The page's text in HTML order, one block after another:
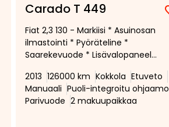
Carado T 449
Fiat 2,3 130 - Markiisi * Asuinosan
ilmastointi * Pyöräteline *
Saarekevuode * Lisävalopaneeli
Ohjaamon kattoikkuna * Vasta
huollettu ja jakohihna vaihdettu
* Katsastettu 20.04.2026 *
2013 126000 km Kokkola Etuveto
Manuaali Puoli-integroitu ohjaamo
Parivuode 2 makuupaikkaa